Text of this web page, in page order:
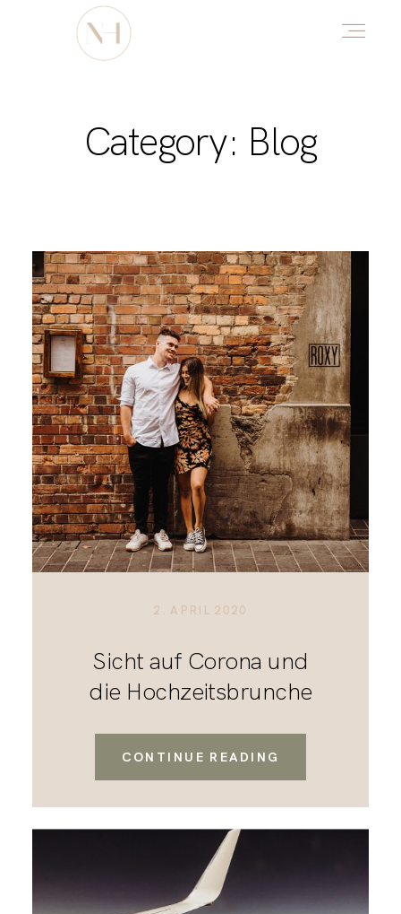
Category: Blog
2. APRIL 2020
Sicht auf Corona und
die Hochzeitsbrunche
CONTINUE READING
PORTFOLIO
DŌTERRA
HELLO CHI
KONTAKT